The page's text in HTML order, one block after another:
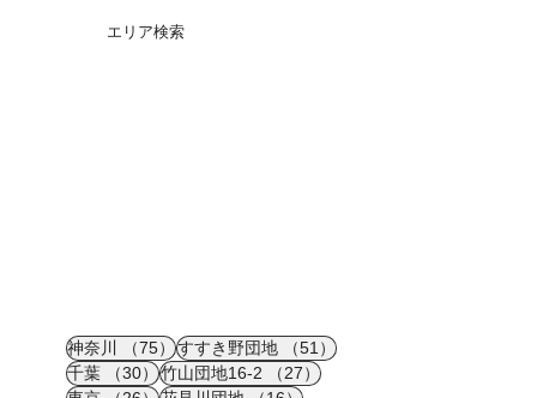
エリア検索
神奈川 （75）75件の記事
すすき野団地 （51）51件の記事
千葉
（30）30件の記事
竹山団地16-2 （27）27件の記事